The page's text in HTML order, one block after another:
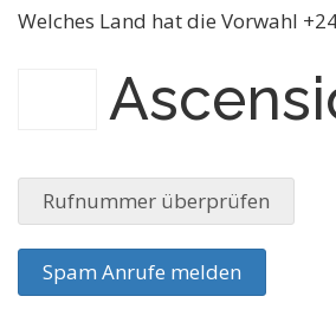
Welches Land hat die Vorwahl
Rufnummer überprüfen
Spam Anrufe melden